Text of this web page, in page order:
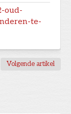
oud-
te-
Volgende artikel